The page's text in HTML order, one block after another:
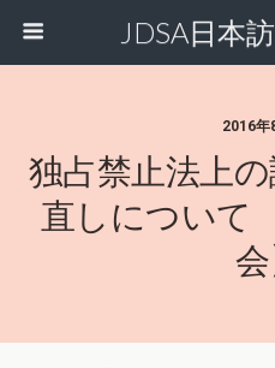
JDSA日本
2016年
独占禁止法上
直しについて
会